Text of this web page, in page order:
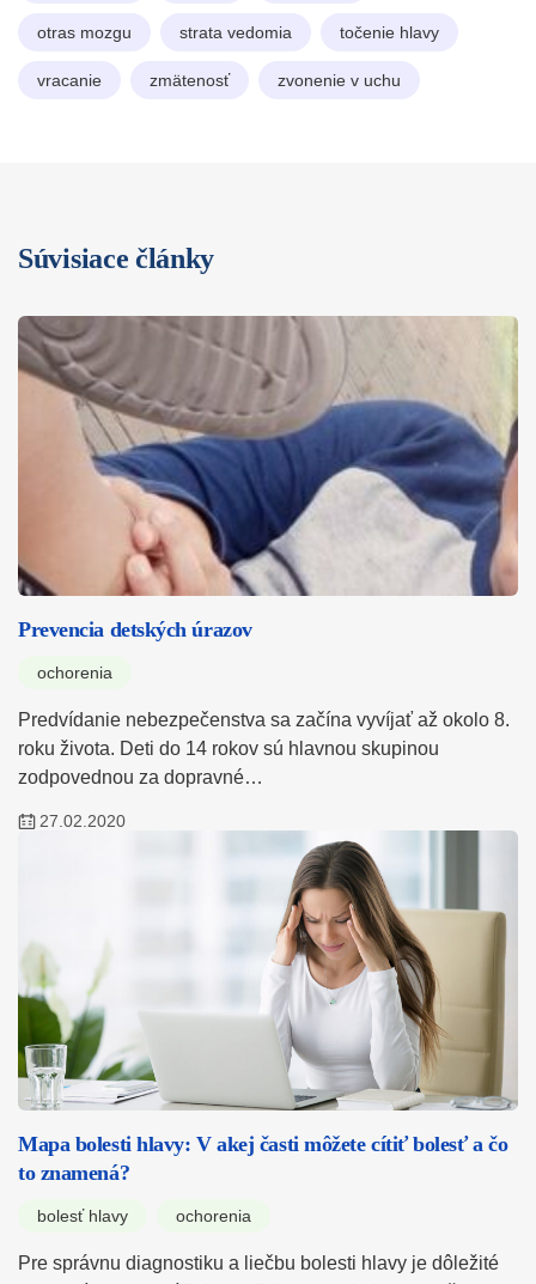
otras mozgu strata vedomia točenie hlavy
vracanie zmätenosť zvonenie v uchu
Súvisiace články
Prevencia detských úrazov
ochorenia
Predvídanie nebezpečenstva sa začína vyvíjať až okolo 8.
roku života. Deti do 14 rokov sú hlavnou skupinou
zodpovednou za dopravné…
27.02.2020
Mapa bolesti hlavy: V akej časti môžete cítiť bolesť a čo
to znamená?
bolesť hlavy ochorenia
Pre správnu diagnostiku a liečbu bolesti hlavy je dôležité